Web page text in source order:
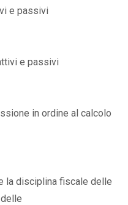
e passivi
e passivi
in ordine al calcolo
la disciplina fiscale delle